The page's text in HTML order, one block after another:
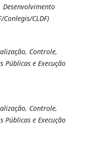
Desenvolvimento
Conlegis/CLDF)
Controle,
Públicas e Execução
Controle,
Públicas e Execução